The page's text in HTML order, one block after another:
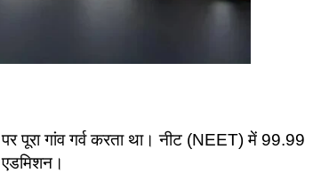
पूरा गांव गर्व करता था। नीट (NEET) में 99.99